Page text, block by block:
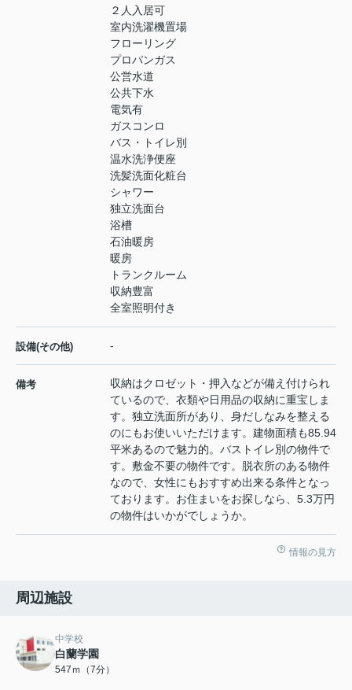
２人入居可
室内洗濯機置場
フローリング
プロパンガス
公営水道
公共下水
電気有
ガスコンロ
バス・トイレ別
温水洗浄便座
洗髪洗面化粧台
シャワー
独立洗面台
浴槽
石油暖房
暖房
トランクルーム
収納豊富
全室照明付き
設備(その他) -
備考
収納はクロゼット・押入などが備え付けられ
ているので、衣類や日用品の収納に重宝しま
す。独立洗面所があり、身だしなみを整える
のにもお使いいただけます。建物面積も85.94
平米あるので魅力的。バストイレ別の物件で
す。敷金不要の物件です。脱衣所のある物件
なので、女性にもおすすめ出来る条件となっ
ております。お住まいをお探しなら、5.3万円
の物件はいかがでしょうか。
情報の見方
周辺施設
中学校
白蘭学園
547ｍ（7分）